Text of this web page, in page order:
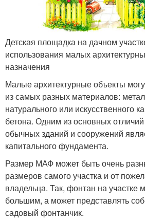
Детская площадка на дачном
использования малых
назначения
Малые архитектурные объекты
из самых разных материалов:
натурального или искусственного
бетона. Одним из основных отличий
обычных зданий и сооружений
капитального фундамента.
Размер МАФ может быть очень
размеров самого участка и от
владельца. Так, фонтан на участке
большим, а может представлять
садовый фонтанчик.